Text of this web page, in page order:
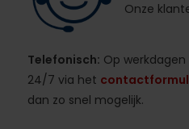
Onze
Telefonisch: Op
24/7 via het
dan zo snel mogelijk.